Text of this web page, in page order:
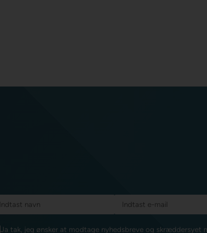
Ja tak, jeg ønsker at modtage nyhedsbreve og skræddersyet